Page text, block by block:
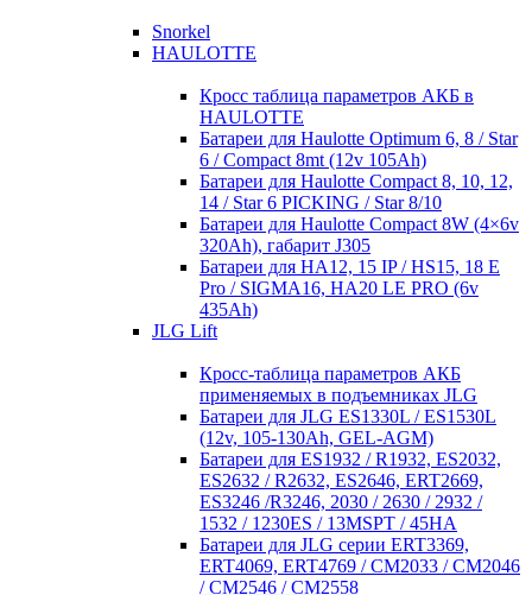
Snorkel
HAULOTTE
Кросc таблица параметров АКБ в
HAULOTTE
Батареи для Haulotte Optimum 6, 8 / Star
6 / Compact 8mt (12v 105Ah)
Батареи для Haulotte Compact 8, 10, 12,
14 / Star 6 PICKING / Star 8/10
Батареи для Haulotte Compact 8W (4×6v
320Ah), габарит J305
Батареи для HA12, 15 IP / HS15, 18 E
Pro / SIGMA16, HA20 LE PRO (6v
435Ah)
JLG Lift
Кросc-таблица параметров АКБ
применяемых в подъемниках JLG
Батареи для JLG ES1330L / ES1530L
(12v, 105-130Ah, GEL-AGM)
Батареи для ES1932 / R1932, ES2032,
ES2632 / R2632, ES2646, ERT2669,
ES3246 /R3246, 2030 / 2630 / 2932 /
1532 / 1230ES / 13MSPT / 45HA
Батареи для JLG серии ERT3369,
ERT4069, ERT4769 / CM2033 / CM2046
/ CM2546 / CM2558